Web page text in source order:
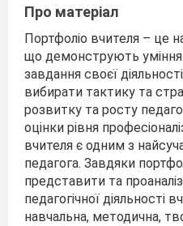
Про матеріал
Портфоліо вчителя – це
що демонструють
завдання своєї
вибирати тактику та
розвитку та росту
оцінки рівня
вчителя є одним з
педагога. Завдяки
представити та
педагогічної діяльності
навчальна, методична,